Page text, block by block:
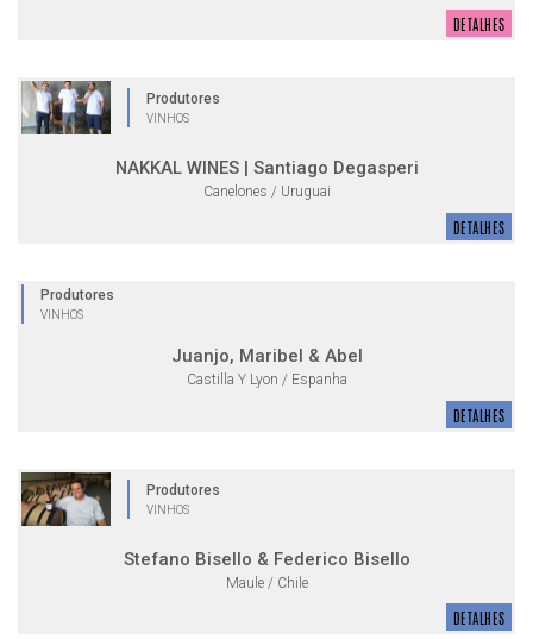
DETALHES
Produtores
VINHOS
NAKKAL WINES | Santiago Degasperi
Canelones / Uruguai
DETALHES
Produtores
VINHOS
Juanjo, Maribel & Abel
Castilla Y Lyon / Espanha
DETALHES
Produtores
VINHOS
Stefano Bisello & Federico Bisello
Maule / Chile
DETALHES